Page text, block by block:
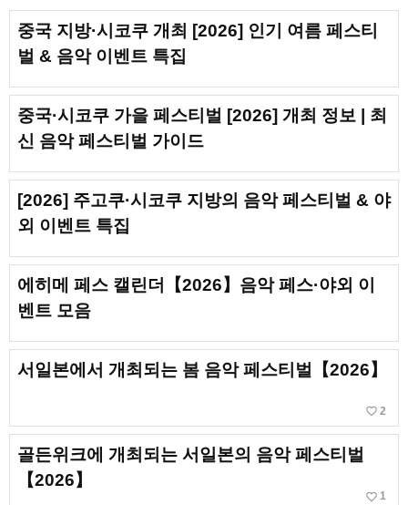
중국 지방·시코쿠 개최 [2026] 인기 여름 페스티
벌 & 음악 이벤트 특집
중국·시코쿠 가을 페스티벌 [2026] 개최 정보 | 최
신 음악 페스티벌 가이드
[2026] 주고쿠·시코쿠 지방의 음악 페스티벌 & 야
외 이벤트 특집
에히메 페스 캘린더【2026】음악 페스·야외 이
벤트 모음
서일본에서 개최되는 봄 음악 페스티벌【2026】
favorite_border 2
골든위크에 개최되는 서일본의 음악 페스티벌
【2026】
favorite_border 1